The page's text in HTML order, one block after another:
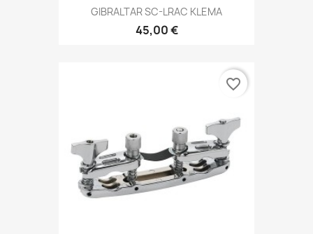
GIBRALTAR SC-LRAC KLEMA
45,00 €
favorite_border